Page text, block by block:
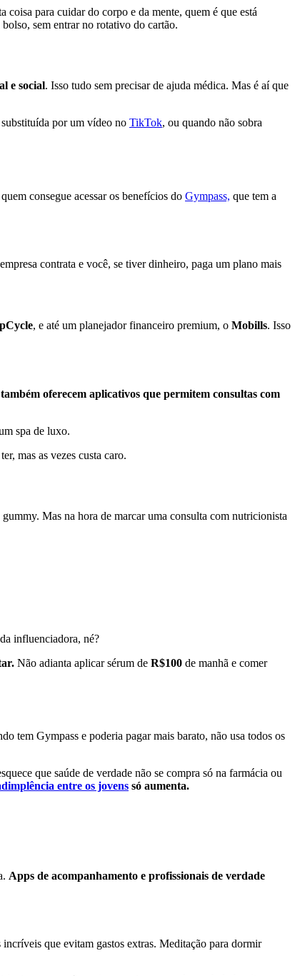
para cuidar do corpo e da mente, quem é que está
sem entrar no rotativo do cartão.
e social. Isso tudo sem precisar de ajuda médica. Mas é aí que
por um vídeo no TikTok, ou quando não sobra
consegue acessar os benefícios do Gympass, que tem a
contrata e você, se tiver dinheiro, paga um plano mais
, e até um planejador financeiro premium, o Mobills. Isso
oferecem aplicativos que permitem consultas com
spa de luxo.
mas as vezes custa caro.
Mas na hora de marcar uma consulta com nutricionista
influenciadora, né?
Não adianta aplicar sérum de R$100 de manhã e comer
tem Gympass e poderia pagar mais barato, não usa todos os
que saúde de verdade não se compra só na farmácia ou
entre os jovens só aumenta.
Apps de acompanhamento e profissionais de verdade
que evitam gastos extras. Meditação para dormir